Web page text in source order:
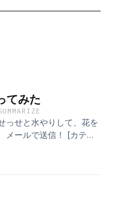
てみた
っせと水やりして、花を
メールで送信！ [カテゴ
無料] [iTunesプレビュ